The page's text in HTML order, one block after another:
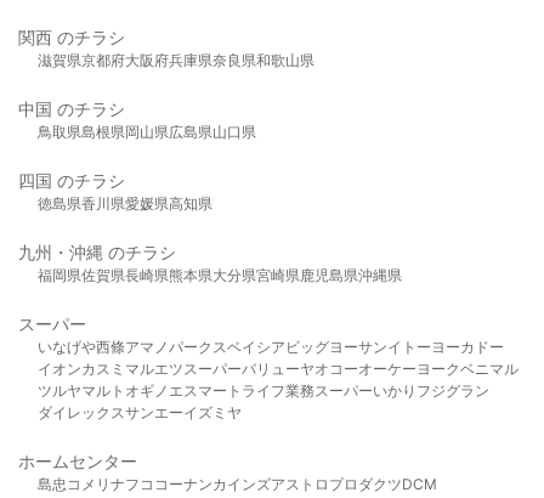
関西 のチラシ
滋賀県京都府大阪府兵庫県奈良県和歌山県
中国 のチラシ
鳥取県島根県岡山県広島県山口県
四国 のチラシ
徳島県香川県愛媛県高知県
九州・沖縄 のチラシ
福岡県佐賀県長崎県熊本県大分県宮崎県鹿児島県沖縄県
スーパー
いなげや西條アマノパークスベイシア ビッグヨーサンイトーヨーカドー
イオンカスミ マルエツスーパーバリューヤオコーオーケー ヨークベニマル
ツルヤマルト オギノ エスマート ライフ業務スーパーいかり フジグラン
ダイレックスサンエーイズミヤ
ホームセンター
島忠 コメリ ナフコ コーナンカインズアストロプロダクツDCM